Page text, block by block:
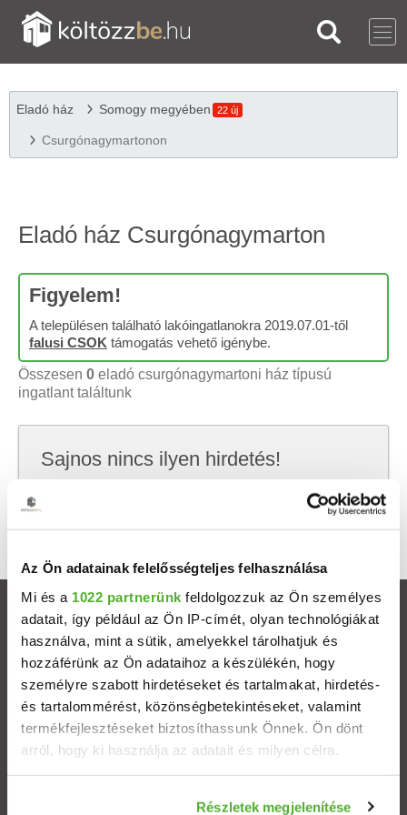
Az Ön adatainak felelősségteljes felhasználása
Mi és a 1022 partnerünk feldolgozzuk az Ön személyes
adatait, így például az Ön IP-címét, olyan technológiákat
használva, mint a sütik, amelyekkel tárolhatjuk és
hozzáférünk az Ön adataihoz a készülékén, hogy
személyre szabott hirdetéseket és tartalmakat, hirdetés-
és tartalommérést, közönségbetekintéseket, valamint
termékfejlesztéseket biztosíthassunk Önnek. Ön dönt
arról, hogy ki használja az adatait és milyen célra.
Részletek megjelenítése
Eladó ház Somogy megyében 22 új
Csurgónagymartonon
Eladó ház Csurgónagymarton
Figyelem!
A településen található lakóingatlanokra 2019.07.01-től
falusi CSOK támogatás vehető igénybe.
Összesen 0 eladó csurgónagymartoni ház típusú
ingatlant találtunk
Sajnos nincs ilyen hirdetés!
Próbálj meg kevesebb szempont szerint
keresni, hátha akkor megtalálod, amit keresel.
Ingatlanok
Eladó házak
Eladó lakások